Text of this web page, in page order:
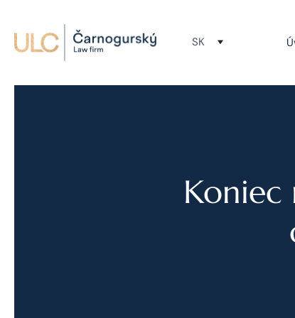
SK
Koniec